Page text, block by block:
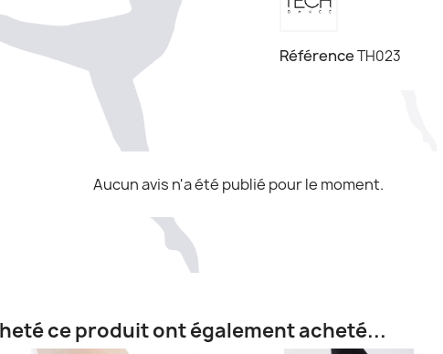
RéférenceTH023
Aucun avis n'a été publié pour le moment.
ce produit ont également acheté...